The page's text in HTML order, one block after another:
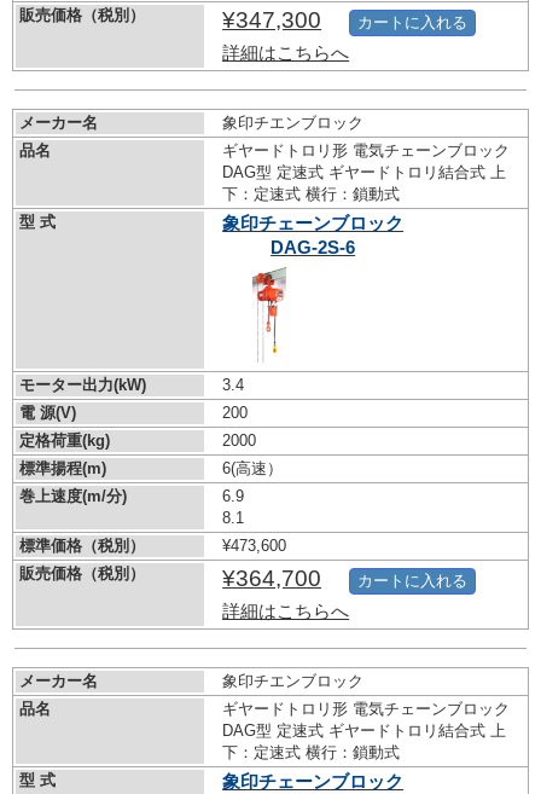
販売価格（税別） ¥347,300
詳細はこちらへ
カートに入れる
メーカー名
象印チエンブロック
品名
ギヤードトロリ形 電気チェーンブロック
DAG型 定速式 ギヤードトロリ結合式 上
下：定速式 横行：鎖動式
型 式
象印チェーンブロック
DAG-2S-6
モーター出力(kW)
3.4
電 源(V)
200
定格荷重(kg)
2000
標準揚程(m)
6(高速）
巻上速度(m/分)
6.9
8.1
標準価格（税別）
¥473,600
販売価格（税別）
¥364,700
詳細はこちらへ
カートに入れる
メーカー名
象印チエンブロック
品名
ギヤードトロリ形 電気チェーンブロック
DAG型 定速式 ギヤードトロリ結合式 上
下：定速式 横行：鎖動式
型 式
象印チェーンブロック